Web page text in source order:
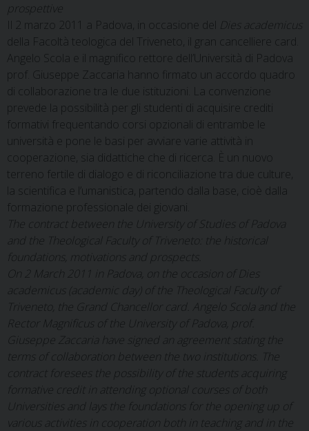
prospettive
Il 2 marzo 2011 a Padova, in occasione del Dies academicus
della Facoltà teologica del Triveneto, il gran cancelliere card.
Angelo Scola e il magnifico rettore dell’Università di Padova
prof. Giuseppe Zaccaria hanno firmato un accordo quadro
di collaborazione tra le due istituzioni. La convenzione
prevede la possibilità per gli studenti di acquisire crediti
formativi frequentando corsi opzionali di entrambe le
università e pone le basi per avviare varie attività in
cooperazione, sia didattiche che di ricerca. È un nuovo
terreno fertile di dialogo e di riconciliazione tra due culture,
la scientifica e l’umanistica, partendo dalla base, cioè dalla
formazione professionale dei giovani.
The contract between the University of Studies of Padova
and the Theological Faculty of Triveneto: the historical
foundations, motivations and prospects.
On 2 March 2011 in Padova, on the occasion of Dies
academicus (academic day) of the Theological Faculty of
Triveneto, the Grand Chancellor card. Angelo Scola and the
Rector Magnificus of the University of Padova, prof.
Giuseppe Zaccaria have signed an agreement stating the
terms of collaboration between the two institutions. The
contract foresees the possibility of the students acquiring
formative credit in attending optional courses of both
Universities and lays the foundations for the opening up of
various activities in cooperation both in teaching and in the